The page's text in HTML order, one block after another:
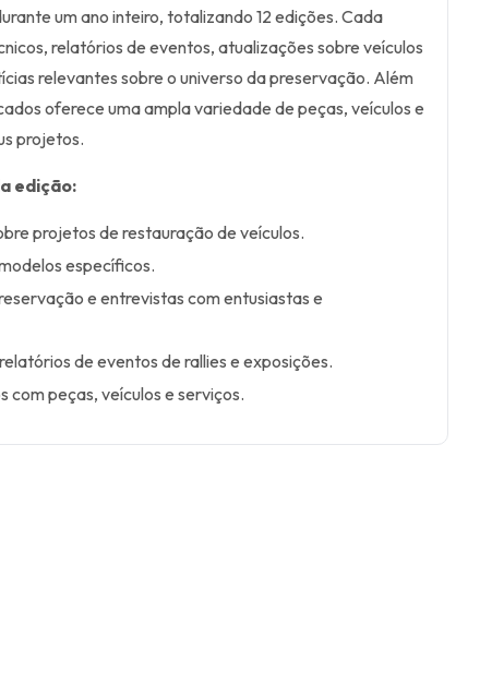
um ano inteiro, totalizando 12 edições. Cada
relatórios de eventos, atualizações sobre veículos
relevantes sobre o universo da preservação. Além
oferece uma ampla variedade de peças, veículos e
projetos.
edição:
projetos de restauração de veículos.
específicos.
e entrevistas com entusiastas e
de eventos de rallies e exposições.
com peças, veículos e serviços.